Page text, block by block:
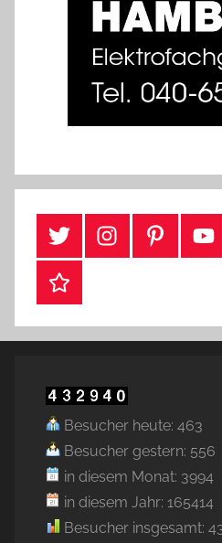
Twitter InstragramPinterest
Webshop
Besucher heute: 463
Besucher gestern: 556
in diesem Monat: 3994
in diesem Jahr: 165414
Besucher insgesamt: